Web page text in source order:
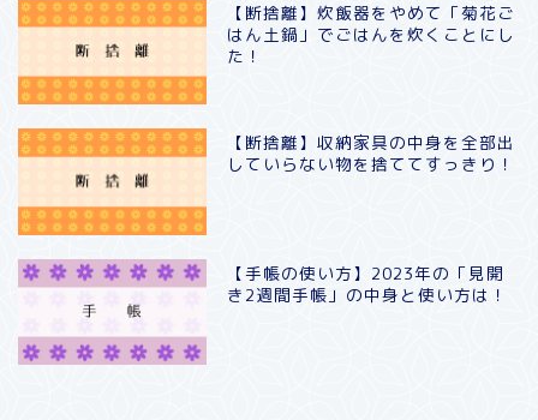
【断捨離】炊飯器をやめて「菊花ご
はん土鍋」でごはんを炊くことにし
た！
【断捨離】収納家具の中身を全部出
していらない物を捨ててすっきり！
【手帳の使い方】2023年の「見開
き2週間手帳」の中身と使い方は！